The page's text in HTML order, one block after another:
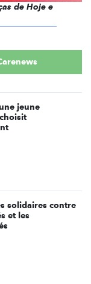
de Hoje e
jeune
solidaires contre
et les